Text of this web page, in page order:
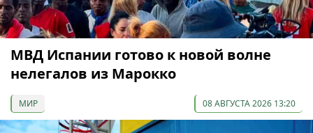
МВД Испании готово к новой волне
нелегалов из Марокко
МИР 08 АВГУСТА 2026 13:20